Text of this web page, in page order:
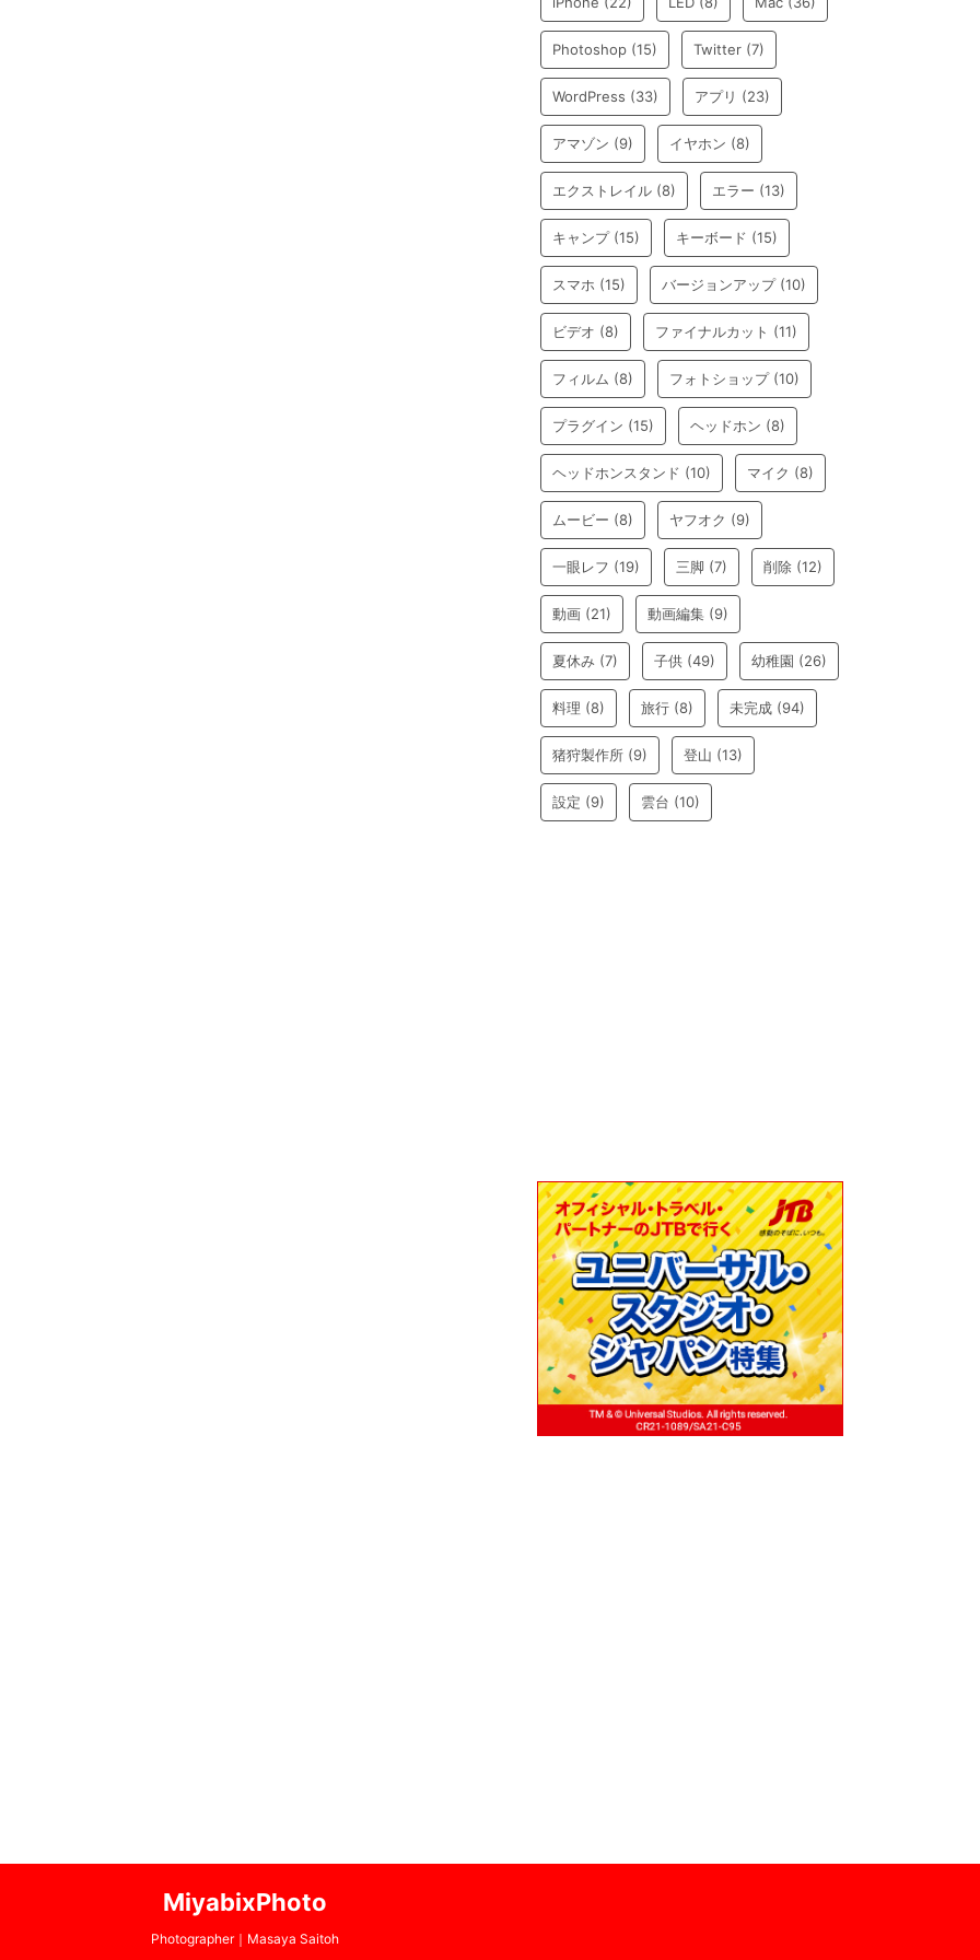
Photoshop (15) Twitter (7)
WordPress (33) アプリ (23)
アマゾン (9) イヤホン (8)
エクストレイル (8) エラー (13)
キャンプ(15) キーボード (15)
スマホ (15) バージョンアップ(10)
ビデオ (8) ファイナルカット (11)
フィルム (8) フォトショップ(10)
プラグイン (15) ヘッドホン (8)
ヘッドホンスタンド (10) マイク (8)
ムービー (8) ヤフオク (9)
一眼レフ (19) 三脚 (7) 削除 (12)
動画 (21) 動画編集 (9)
夏休み (7) 子供 (49) 幼稚園 (26)
料理 (8) 旅行 (8) 未完成 (94)
猪狩製作所 (9) 登山 (13)
設定 (9) 雲台 (10)
MiyabixPhoto
Photographer｜Masaya Saitoh